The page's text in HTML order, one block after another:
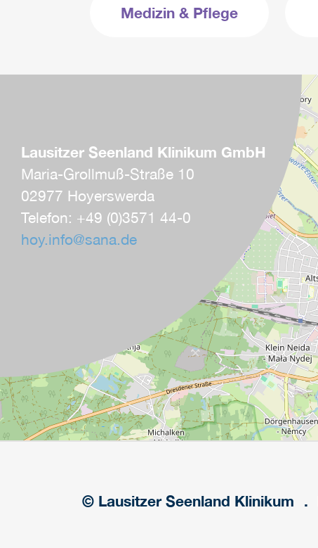
Medizin & Pflege
Lausitzer Seenland Klinikum GmbH
Maria-Grollmuß-Straße 10
02977 Hoyerswerda
Telefon: +49 (0)3571 44-0
hoy.info@sana.de
© Lausitzer Seenland Klinikum